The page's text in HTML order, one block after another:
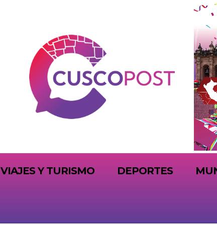
VIAJES Y TURISMO DEPORTES